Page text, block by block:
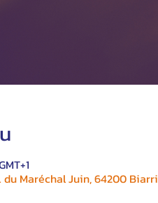
du Maréchal Juin, 64200